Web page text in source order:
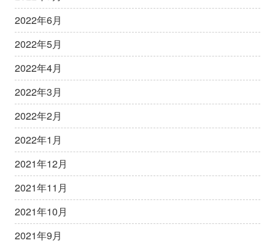
2022年6月
2022年5月
2022年4月
2022年3月
2022年2月
2022年1月
2021年12月
2021年11月
2021年10月
2021年9月